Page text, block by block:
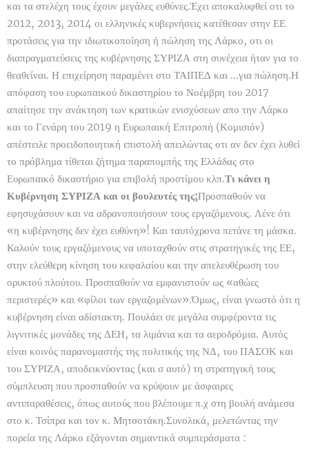
και τα στελέχη τους έχουν μεγάλες ευθύνες.Έχει αποκαλυφθεί οτι το
2012, 2013, 2014 οι ελληνικές κυβερνήσεις κατέθεσαν στην ΕΕ
προτάσεις για την ιδιωτικοποίηση ή πώληση της Λάρκο, οτι οι
διαπραγματεύσεις της κυβέρνησης ΣΥΡΙΖΑ στη συνέχεια ήταν για το
θεαθείναι. Η επιχείρηση παραμένει στο ΤΑΙΠΕΔ και ...για πώληση.Η
απόφαση του ευρωπαικού δικαστηρίου το Νοέμβρη του 2017
απαίτησε την ανάκτηση των κρατικών ενισχύσεων απο την Λάρκο
και το Γενάρη του 2019 η Ευρωπαική Επιτροπή (Κομισιόν)
απέστειλε προειδοποιητική επιστολή απειλώντας οτι αν δεν έχει λυθεί
το πρόβλημα τίθεται ζήτημα παραπομπής της Ελλάδας στο
Ευρωπαικό δικαστήριο για επιβολή προστίμου κλπ.Τι κάνει η
Κυβέρνηση ΣΥΡΙΖΑ και οι βουλευτές της;Προσπαθούν να
εφησυχάσουν και να αδρανοποιήσουν τους εργαζόμενους. Λένε ότι
«η κυβέρνησης δεν έχει ευθύνη»! Και ταυτόχρονα πετάνε τη μάσκα.
Καλούν τους εργαζόμενους να υποταχθούν στις στρατηγικές της ΕΕ,
στην ελεύθερη κίνηση του κεφαλαίου και την απελευθέρωση του
ορυκτού πλούτου. Προσπαθούν να εμφανιστούν ως «αθώες
περιστερές» και «φίλοι των εργαζομένων».Όμως, είναι γνωστό ότι η
κυβέρνηση είναι αδίστακτη. Πουλάει σε μεγάλα συμφέροντα τις
λιγνιτικές μονάδες της ΔΕΗ, τα λιμάνια και τα αεροδρόμια. Αυτός
είναι κοινός παρανομαστής της πολιτικής της ΝΔ, του ΠΑΣΟΚ και
του ΣΥΡΙΖΑ, αποδεικνύοντας (και σ αυτό) τη στρατηγική τους
σύμπλευση που προσπαθούν να κρύψουν με άσφαιρες
αντιπαραθέσεις, όπως αυτούς που βλέπουμε π.χ στη βουλή ανάμεσα
στο κ. Τσίπρα και τον κ. Μητσοτάκη.Συνολικά, μελετώντας την
πορεία της Λάρκο εξάγονται σημαντικά συμπεράσματα :